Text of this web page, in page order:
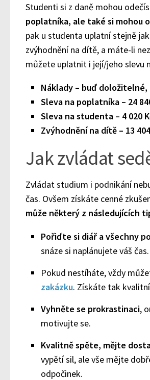
Studenti si z daně mohou
poplatníka, ale také si mohou
pak u studenta uplatní stejně
zvýhodnění na dítě, a máte-li
můžete uplatnit i její/jeho slevu
Náklady – buď doložitelné,
Sleva na poplatníka – 24
Sleva na studenta – 4 020
Zvýhodnění na dítě – 13
Jak zvládat
Zvládat studium i podnikání
čas. Ovšem získáte cenné
může některý z následujících
Pořiďte si diář a všechny
snáze si naplánujete váš čas.
Pokud nestíháte, vždy
zakázku. Získáte tak
Vyhněte se prokrastinaci,
motivujte se.
Kvalitně spěte, mějte
vypětí sil, ale vše mějte
odpočinek.